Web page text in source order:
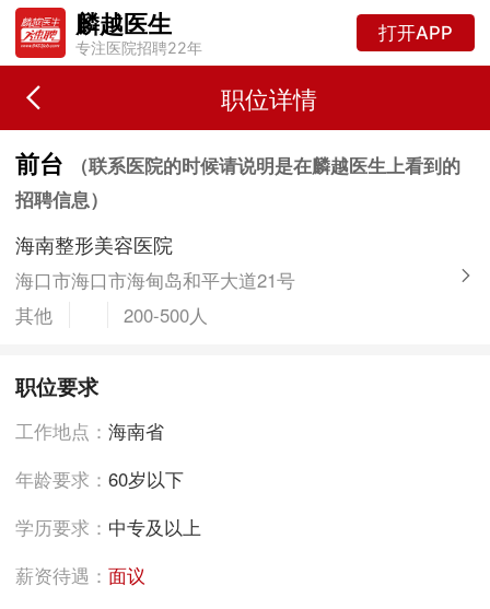
麟越医生
专注医院招聘22年
打开APP
职位详情
前台
（联系医院的时候请说明是在麟越医生上看到的
招聘信息）
海南整形美容医院
海口市海口市海甸岛和平大道21号
其他
200-500人
职位要求
工作地点：海南省
年龄要求：60岁以下
学历要求： 中专及以上
薪资待遇：面议